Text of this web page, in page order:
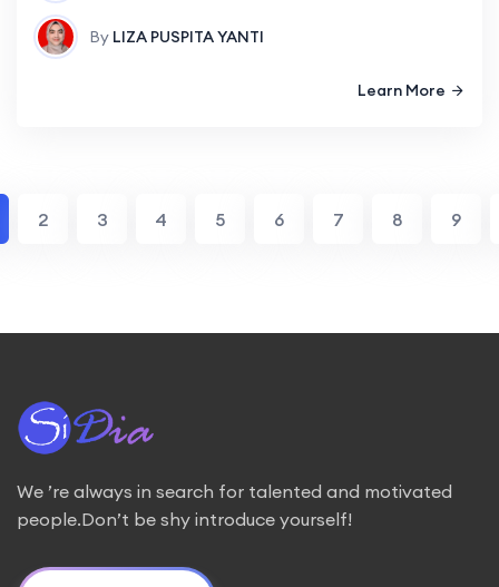
By LIZA PUSPITA YANTI
Learn More
2 3 4 5 6 7 8 9
We ’re always in search for talented and motivated
people.Don’t be shy introduce yourself!